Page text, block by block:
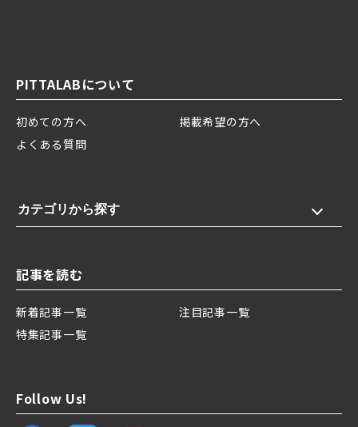
PITTALABについて
初めての方へ
掲載希望の方へ
よくある質問
カテゴリから探す
記事を読む
新着記事一覧
注目記事一覧
特集記事一覧
Follow Us!